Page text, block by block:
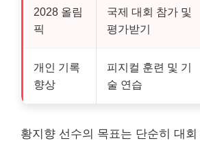
2028 올림
픽
국제 대회 참가 및
평가받기
개인 기록
향상
피지컬 훈련 및 기
술 연습
황지향 선수의 목표는 단순히 대회